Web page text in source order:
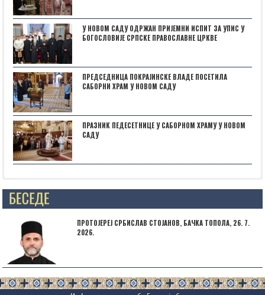
У НОВОМ САДУ ОДРЖАН ПРИЈЕМНИ ИСПИТ ЗА УПИС У
БОГОСЛОВИЈЕ СРПСКЕ ПРАВОСЛАВНЕ ЦРКВЕ
ПРЕДСЕДНИЦА ПОКРАЈИНСКЕ ВЛАДЕ ПОСЕТИЛА
САБОРНИ ХРАМ У НОВОМ САДУ
ПРАЗНИК ПЕДЕСЕТНИЦЕ У САБОРНОМ ХРАМУ У НОВОМ
САДУ
Posts not found
ПРОТОЈЕРЕЈ СРБИСЛАВ СТОЈАНОВ, БАЧКА ТОПОЛА, 26. 7.
2026.